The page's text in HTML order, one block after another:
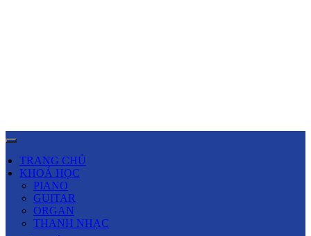
TRANG CHỦ
KHOÁ HỌC
PIANO
GUITAR
ORGAN
THANH NHẠC